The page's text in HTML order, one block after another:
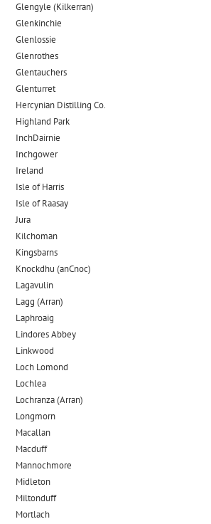
Glengyle (Kilkerran)
Glenkinchie
Glenlossie
Glenrothes
Glentauchers
Glenturret
Hercynian Distilling Co.
Highland Park
InchDairnie
Inchgower
Ireland
Isle of Harris
Isle of Raasay
Jura
Kilchoman
Kingsbarns
Knockdhu (anCnoc)
Lagavulin
Lagg (Arran)
Laphroaig
Lindores Abbey
Linkwood
Loch Lomond
Lochlea
Lochranza (Arran)
Longmorn
Macallan
Macduff
Mannochmore
Midleton
Miltonduff
Mortlach